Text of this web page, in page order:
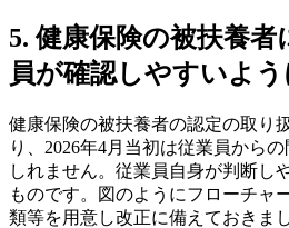
5. 健康保険の被扶養
員が確認しやすいよ
健康保険の被扶養者の認定の取り
り、2026年4月当初は従業員から
しれません。従業員自身が判断し
ものです。図のようにフローチャ
類等を用意し改正に備えておきま